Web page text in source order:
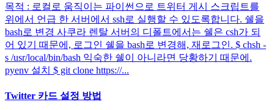
목적 : 로컬로 움직이는 파이썬으로 트위터 게시 스크립트를
위에서 언급 한 서버에서 ssh로 실행할 수 있도록합니다. 쉘을
bash로 변경 사쿠라 렌탈 서버의 디폴트에서는 쉘은 csh가 되
어 있기 때문에, 로그인 쉘을 bash로 변경해, 재로그인. $ chsh -
s /usr/local/bin/bash 익숙한 쉘이 아니라면 당황하기 때문에.
pyenv 설치 $ git clone https://...
Twitter 카드 설정 방법